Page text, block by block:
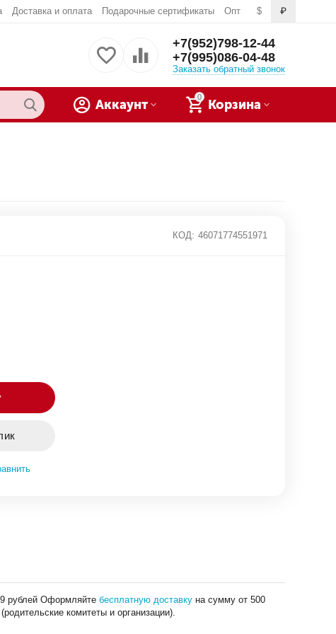
$ ₽
Доставка и оплата Подарочные сертификаты Опт
+7(952)798-12-44
+7(995)086-04-48
Заказать обратный звонок
0
Корзина
Аккаунт
КОД: 46071774551971
рублей Оформляйтебесплатную доставку на сумму от 500
комитеты и организации).